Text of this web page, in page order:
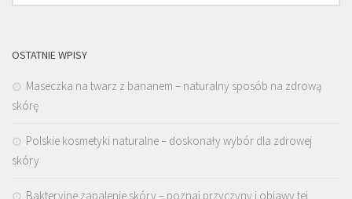
OSTATNIE WPISY
Maseczka na twarz z bananem – naturalny sposób na zdrową
skórę
Polskie kosmetyki naturalne – doskonały wybór dla zdrowej
skóry
Bakteryjne zapalenie skóry – poznaj przyczyny i objawy tej